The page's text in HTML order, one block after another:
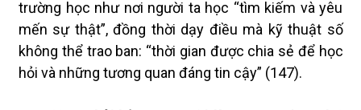
trường học như nơi người ta học “tìm kiếm và yêu
mến sự thật”, đồng thời dạy điều mà kỹ thuật số
không thể trao ban: “thời gian được chia sẻ để học
hỏi và những tương quan đáng tin cậy” (147).